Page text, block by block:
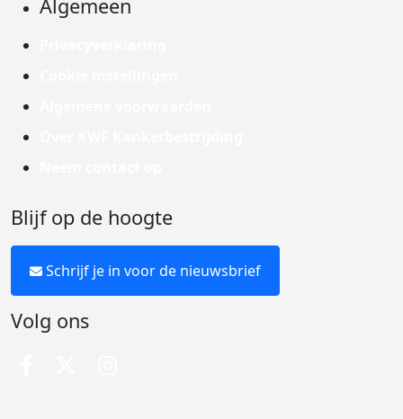
Algemeen
Blijf op de hoogte
Schrijf je in voor de nieuwsbrief
Volg ons